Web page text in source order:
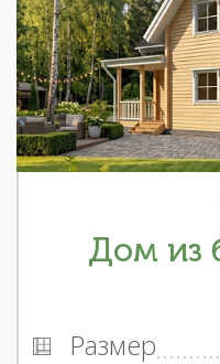
Дом из
Размер